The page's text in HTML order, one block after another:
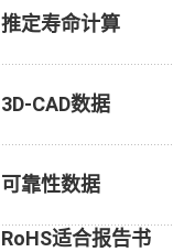
推定寿命计算
3D-CAD数据
可靠性数据
RoHS适合报告书